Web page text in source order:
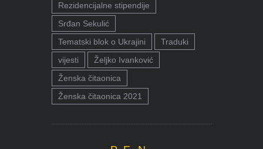
Rezidencijalne stipendije
Srđan Sekulić
Tematski blok o Ukrajini
Traduki
vijesti
Željko Ivanković
Ženska čitaonica
Ženska čitaonica 2021